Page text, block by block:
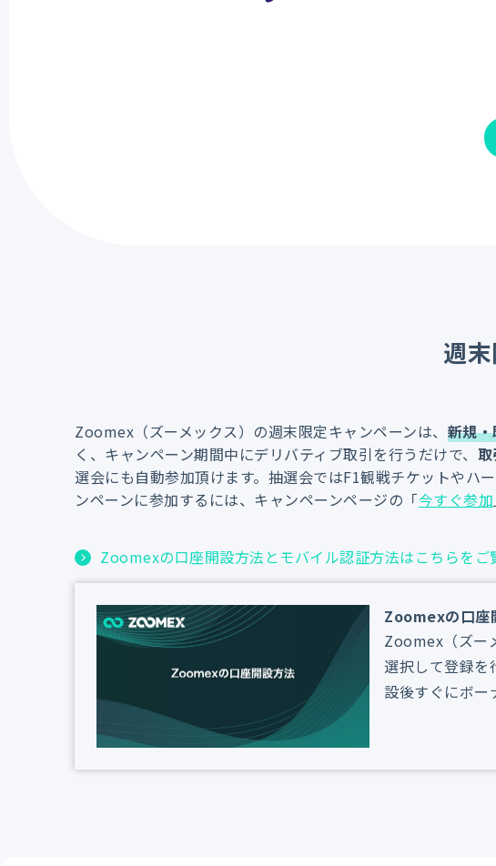
週
Zoomex（ズーメックス）の週末限定キャンペーンは、 新規
く、キャンペーン期間中にデリバティブ取引を行うだけで、
選会にも自動参加頂けます。抽選会ではF1観戦チケットやハ
ンペーンに参加するには、キャンペーンページの「今すぐ参加
Zoomexの口座開設方法とモバイル認証方法はこちらをご
Zoomexの口座
Zoomex（ズー
選択して登録を
設後すぐにボー